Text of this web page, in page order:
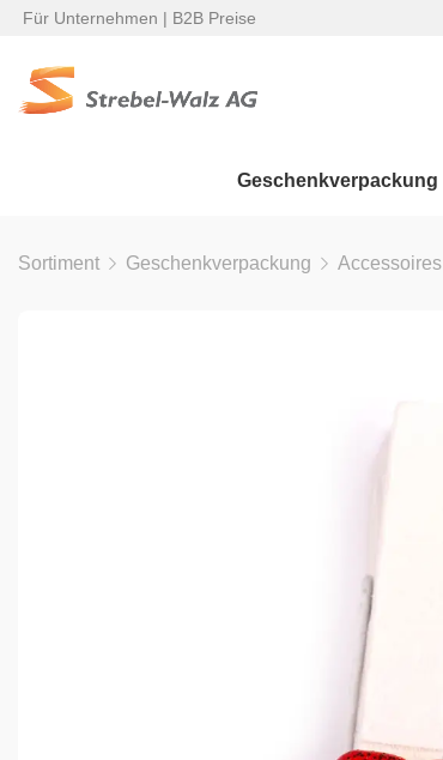
Für Unternehmen | B2B Preise
Geschenkverpackung
Sortiment Geschenkverpackung Accessoires